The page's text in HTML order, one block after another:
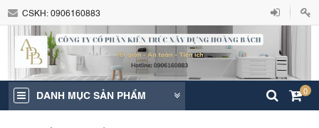
CSKH:0906160883
DANH MỤC SẢN PHẨM 0